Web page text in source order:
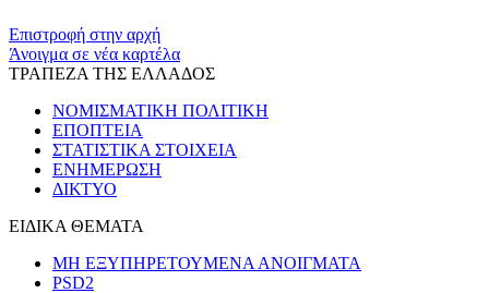
Επιστροφή στην αρχή
Άνοιγμα σε νέα καρτέλα
ΤΡΑΠΕΖΑ ΤΗΣ ΕΛΛΑΔΟΣ
ΝΟΜΙΣΜΑΤΙΚΗ ΠΟΛΙΤΙΚΗ
ΕΠΟΠΤΕΙΑ
ΣΤΑΤΙΣΤΙΚΑ ΣΤΟΙΧΕΙΑ
ΕΝΗΜΕΡΩΣΗ
ΔΙΚΤΥΟ
ΕΙΔΙΚΑ ΘΕΜΑΤΑ
ΜΗ ΕΞΥΠΗΡΕΤΟΥΜΕΝΑ ΑΝΟΙΓΜΑΤΑ
PSD2